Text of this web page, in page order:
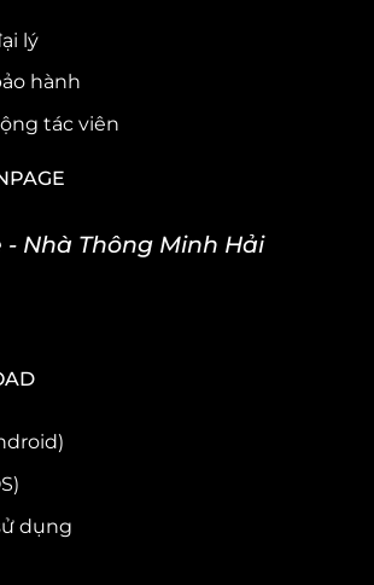
lý
hành
tác viên
- Nhà Thông Minh Hải
dụng